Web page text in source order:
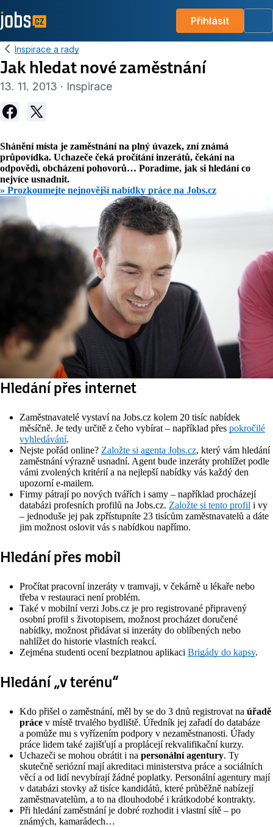
Přihlásit
Inspirace a rady
Jak hledat nové zaměstnání
13. 11. 2013 · Inspirace
Shánění místa je zaměstnání na plný úvazek, zní známá
průpovídka. Uchazeče čeká pročítání inzerátů, čekání na
odpovědi, obcházení pohovorů… Poradíme, jak si hledání co
nejvíce usnadnit.
» Prozkoumejte nejnovější nabídky práce na Jobs.cz
Hledání přes internet
Zaměstnavatelé vystaví na Jobs.cz kolem 20 tisíc nabídek
měsíčně. Je tedy určitě z čeho vybírat – například přes pokročilé
vyhledávání.
Nejste pořád online? Založte si agenta Jobs.cz, který vám hledání
zaměstnání výrazně usnadní. Agent bude inzeráty prohlížet podle
vámi zvolených kritérií a na nejlepší nabídky vás každý den
upozorní e-mailem.
Firmy pátrají po nových tvářích i samy – například procházejí
databázi profesních profilů na Jobs.cz. Založte si tento profil i vy
– jednoduše jej pak zpřístupníte 23 tisícům zaměstnavatelů a dáte
jim možnost oslovit vás s nabídkou napřímo.
Hledání přes mobil
Pročítat pracovní inzeráty v tramvaji, v čekárně u lékaře nebo
třeba v restauraci není problém.
Také v mobilní verzi Jobs.cz je pro registrované připravený
osobní profil s životopisem, možnost procházet doručené
nabídky, možnost přidávat si inzeráty do oblíbených nebo
nahlížet do historie vlastních reakcí.
Zejména studenti ocení bezplatnou aplikaci Brigády do kapsy.
Hledání „v terénu“
Kdo přišel o zaměstnání, měl by se do 3 dnů registrovat na úřadě
práce v místě trvalého bydliště. Úředník jej zařadí do databáze
a pomůže mu s vyřízením podpory v nezaměstnanosti. Úřady
práce lidem také zajišťují a proplácejí rekvalifikační kurzy.
Uchazeči se mohou obrátit i na personální agentury. Ty
skutečně seriózní mají akreditaci ministerstva práce a sociálních
věcí a od lidí nevybírají žádné poplatky. Personální agentury mají
v databázi stovky až tisíce kandidátů, které průběžně nabízejí
zaměstnavatelům, a to na dlouhodobé i krátkodobé kontrakty.
Při hledání zaměstnání je dobré rozhodit i vlastní sítě – po
známých, kamarádech…